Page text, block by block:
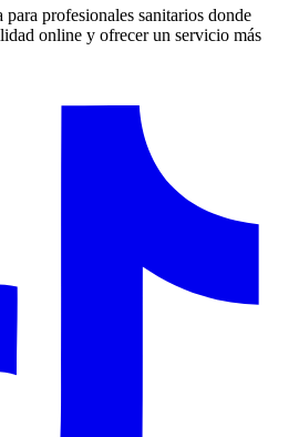
profesionales sanitarios donde
online y ofrecer un servicio más